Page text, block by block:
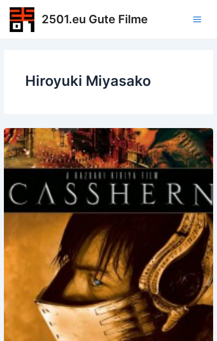
Zum
Inhalt
springen
2501.eu Gute Filme
Hiroyuki Miyasako